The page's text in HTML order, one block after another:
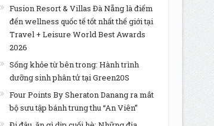
Fusion Resort & Villas Đà Nẵng là điểm
đến wellness quốc tế tốt nhất thế giới tại
Travel + Leisure World Best Awards
2026
Sống khỏe từ bên trong: Hành trình
dưỡng sinh phân tử tại Green20S
Four Points By Sheraton Danang ra mắt
bộ sưu tập bánh trung thu “An Viên”